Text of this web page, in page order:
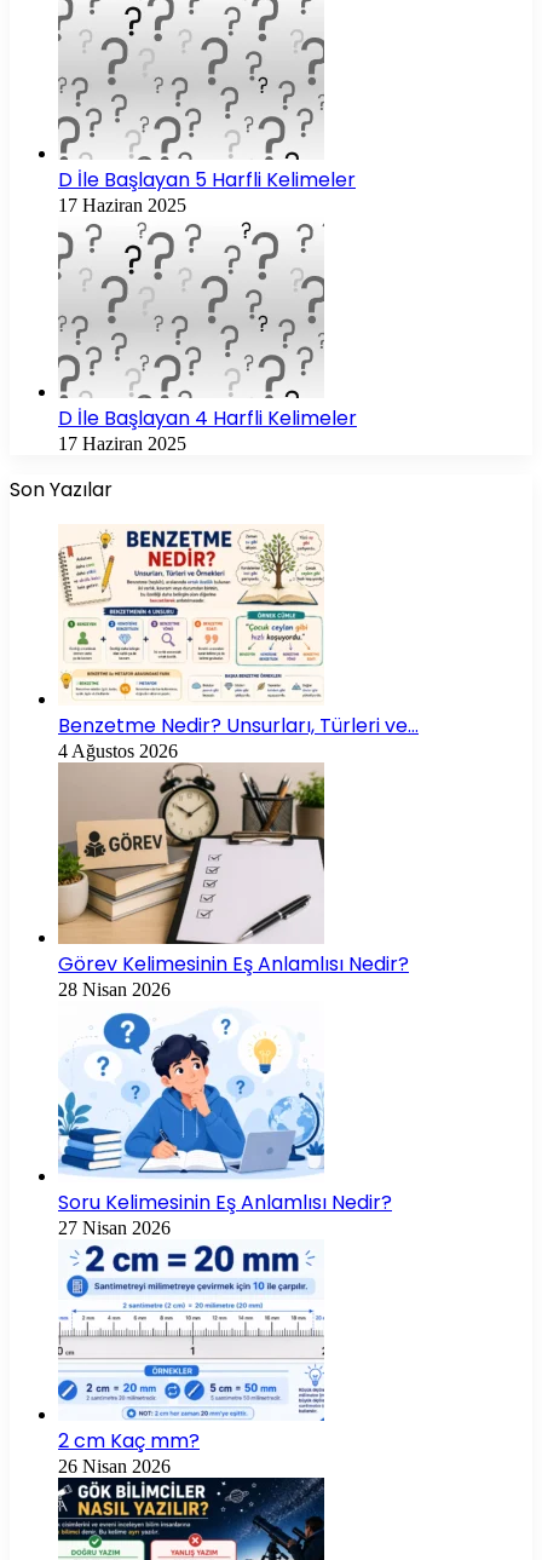
D İle Başlayan 5 Harfli Kelimeler
17 Haziran 2025
D İle Başlayan 4 Harfli Kelimeler
17 Haziran 2025
Son Yazılar
Benzetme Nedir? Unsurları, Türleri ve…
4 Ağustos 2026
Görev Kelimesinin Eş Anlamlısı Nedir?
28 Nisan 2026
Soru Kelimesinin Eş Anlamlısı Nedir?
27 Nisan 2026
2 cm Kaç mm?
26 Nisan 2026